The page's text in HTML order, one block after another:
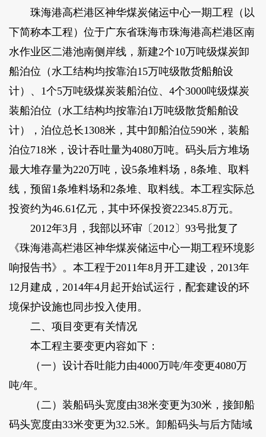
珠海港高栏港区神华煤炭储运中心一期工程（以
下简称本工程）位于广东省珠海市珠海港高栏港区南
水作业区二港池南侧岸线，新建2个10万吨级煤炭卸
船泊位（水工结构均按靠泊15万吨级散货船舶设
计）、1个5万吨级煤炭装船泊位、4个3000吨级煤炭
装船泊位（水工结构均按靠泊1万吨级散货船舶设
计），泊位总长1308米，其中卸船泊位590米，装船
泊位718米，设计吞吐量为4080万吨。码头后方堆场
最大堆存量为220万吨，设5条堆料场，8条堆、取料
线，预留1条堆料场和2条堆、取料线。本工程实际总
投资约为46.61亿元，其中环保投资22345.8万元。
2012年3月，我部以环审〔2012〕93号批复了
《珠海港高栏港区神华煤炭储运中心一期工程环境影
响报告书》。本工程于2011年8月开工建设，2013年
12月建成，2014年4月起开始试运行，配套建设的环
境保护设施也同步投入使用。
二、项目变更有关情况
本工程主要变更内容如下：
（一）设计吞吐能力由4000万吨/年变更4080万
吨/年。
（二）装船码头宽度由38米变更为30米，接卸船
码头宽度由33米变更为32.5米。卸船码头与后方陆域